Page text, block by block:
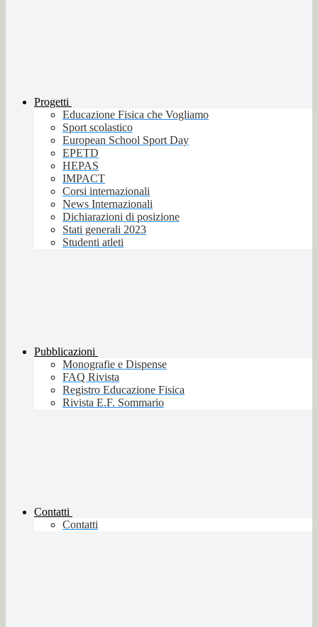
Progetti
Educazione Fisica che Vogliamo
Sport scolastico
European School Sport Day
EPETD
HEPAS
IMPACT
Corsi internazionali
News Internazionali
Dichiarazioni di posizione
Stati generali 2023
Studenti atleti
Pubblicazioni
Monografie e Dispense
FAQ Rivista
Registro Educazione Fisica
Rivista E.F. Sommario
Contatti
Contatti